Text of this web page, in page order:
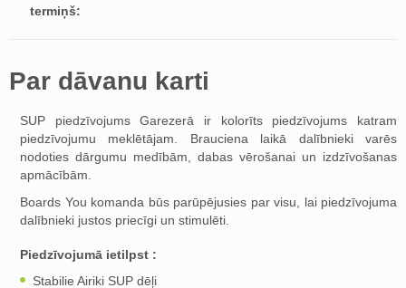
termiņš:
Par dāvanu karti
SUP piedzīvojums Garezerā ir kolorīts piedzīvojums katram
piedzīvojumu meklētājam. Brauciena laikā dalībnieki varēs
nodoties dārgumu medībām, dabas vērošanai un izdzīvošanas
apmācībām.
Boards You komanda būs parūpējusies par visu, lai piedzīvojuma
dalībnieki justos priecīgi un stimulēti.
Piedzīvojumā ietilpst :
Stabilie Airiki SUP dēļi